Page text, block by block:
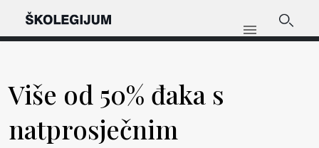
Više od 50% đaka s
natprosječnim